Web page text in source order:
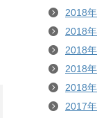
2018
2018
2018
2018
2018
2017